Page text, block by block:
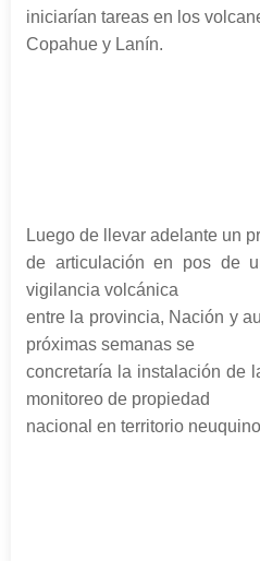
iniciarían tareas en los
Copahue y Lanín.
Luego de llevar adelante un
de articulación en pos de
vigilancia volcánica
entre la provincia, Nación y
próximas semanas se
concretaría la instalación de
monitoreo de propiedad
nacional en territorio